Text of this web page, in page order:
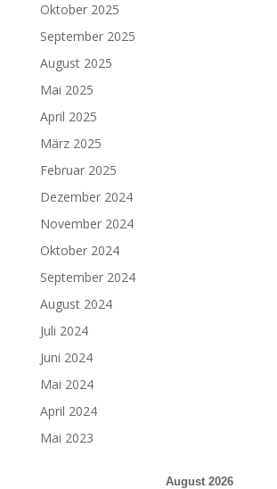
Oktober 2025
September 2025
August 2025
Mai 2025
April 2025
März 2025
Februar 2025
Dezember 2024
November 2024
Oktober 2024
September 2024
August 2024
Juli 2024
Juni 2024
Mai 2024
April 2024
Mai 2023
August 2026